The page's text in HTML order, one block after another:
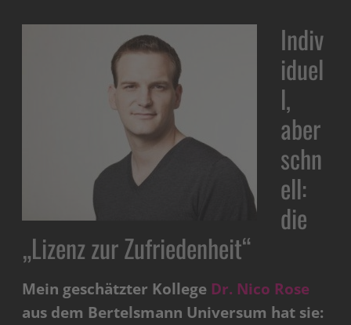
Indiv
iduel
l,
aber
schn
ell:
die
„Lizenz zur Zufriedenheit“
Mein geschätzter Kollege Dr. Nico Rose
aus dem Bertelsmann Universum hat sie: